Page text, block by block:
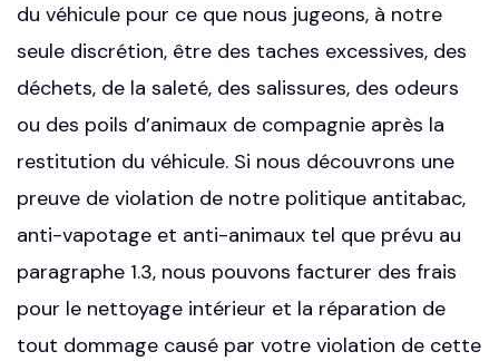
du véhicule pour ce que nous jugeons, à notre
seule discrétion, être des taches excessives, des
déchets, de la saleté, des salissures, des odeurs
ou des poils d’animaux de compagnie après la
restitution du véhicule. Si nous découvrons une
preuve de violation de notre politique antitabac,
anti-vapotage et anti-animaux tel que prévu au
paragraphe 1.3, nous pouvons facturer des frais
pour le nettoyage intérieur et la réparation de
tout dommage causé par votre violation de cette